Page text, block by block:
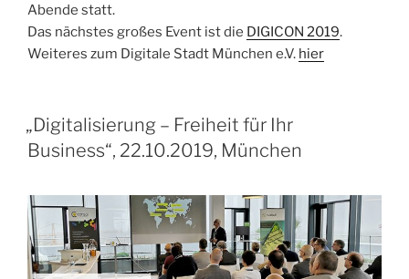
Abende statt.
Das nächstes großes Event ist die DIGICON 2019.
Weiteres zum Digitale Stadt München e.V. hier
„Digitalisierung – Freiheit für Ihr
Business“, 22.10.2019, München